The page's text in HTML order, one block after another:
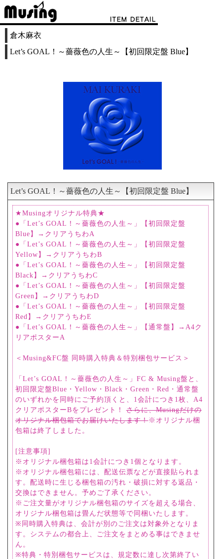
倉木麻衣
Let’s GOAL！～薔薇色の人生～【初回限定盤 Blue】
Let’s GOAL！～薔薇色の人生～【初回限定盤 Blue】
★Musingオリジナル特典★
●「Let’s GOAL！～薔薇色の人生～」【初回限定盤
Blue】→クリアうちわA
●「Let’s GOAL！～薔薇色の人生～」【初回限定盤
Yellow】→クリアうちわB
●「Let’s GOAL！～薔薇色の人生～」【初回限定盤
Black】→クリアうちわC
●「Let’s GOAL！～薔薇色の人生～」【初回限定盤
Green】→クリアうちわD
●「Let’s GOAL！～薔薇色の人生～」【初回限定盤
Red】→クリアうちわE
●「Let’s GOAL！～薔薇色の人生～」【通常盤】→A4ク
リアポスターA
＜Musing&FC盤 同時購入特典＆特別梱包サービス＞
「Let’s GOAL！～薔薇色の人生～」FC & Musing盤と、
初回限定盤Blue・Yellow・Black・Green・Red・通常盤
のいずれかを同時にご予約頂くと、1会計につき1枚、A4
クリアポスターBをプレゼント！さらに、Musingだけの
オリジナル梱包箱でお届けいたします！※オリジナル梱
包箱は終了しました。
[注意事項]
※オリジナル梱包箱は1会計につき1個となります。
※オリジナル梱包箱には、配送伝票などが直接貼られま
す。配送時に生じる梱包箱の汚れ・破損に対する返品・
交換はできません。予めご了承ください。
※ご注文量がオリジナル梱包箱のサイズを超える場合、
オリジナル梱包箱は畳んだ状態等で同梱いたします。
※同時購入特典は、会計が別のご注文は対象外となりま
す。システムの都合上、ご注文をまとめる事はできませ
ん。
※特典・特別梱包サービスは、規定数に達し次第終了い